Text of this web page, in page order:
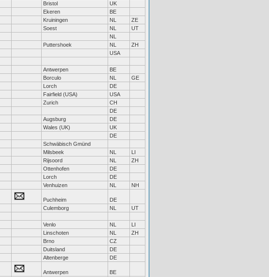
Bristol
UK
Ekeren
BE
Kruiningen NL
ZE
Soest NL
UT
NL
Puttershoek NL
ZH
USA
Antwerpen
BE
Borculo NL
GE
Lorch
DE
Fairfield (USA)
USA
Zurich
CH
DE
Augsburg
DE
Wales (UK)
UK
DE
Schwäbisch Gmünd
Milsbeek NL
LI
Rijsoord NL
ZH
Ottenhofen
DE
Lorch
DE
Venhuizen NL NH
Puchheim
DE
Culemborg NL
UT
Venlo NL
LI
Linschoten NL
ZH
Brno
CZ
Duitsland
DE
Altenberge DE
Antwerpen
BE